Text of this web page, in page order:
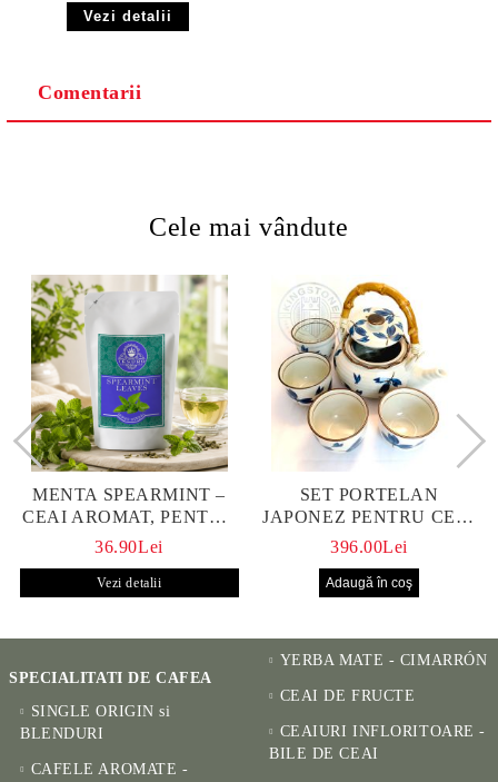
Vezi detalii
Comentarii
Cele mai vândute
MENTA SPEARMINT –
CEAI AROMAT, PENTRU
CALM ȘI BENEFIC
36.90Lei
Vezi detalii
SET PORTELAN
JAPONEZ PENTRU CEAI
HANAKO, CEAINIC SI 4
396.00Lei
SPECIALITATI DE CAFEA
SINGLE ORIGIN si
BLENDURI
CAFELE AROMATE -
YERBA MATE - CIMARRÓN
CEAI DE FRUCTE
CEAIURI INFLORITOARE -
BILE DE CEAI